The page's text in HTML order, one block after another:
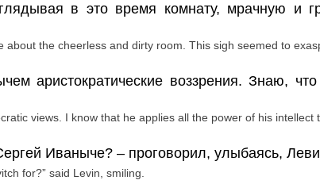
в это время комнату, мрачную и
the cheerless and dirty room. This sigh seemed to
аристократические воззрения.Знаю, что
views. I know that he applies all the power of his intellect
Иваныче? – проговорил, улыбаясь,
for?” said Levin, smiling.